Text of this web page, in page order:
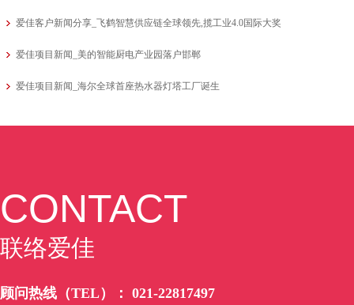
爱佳客户新闻分享_飞鹤智慧供应链全球领先,揽工业4.0国际大奖
爱佳项目新闻_美的智能厨电产业园落户邯郸
爱佳项目新闻_海尔全球首座热水器灯塔工厂诞生
CONTACT
联络爱佳
顾问热线（TEL）： 021-22817497